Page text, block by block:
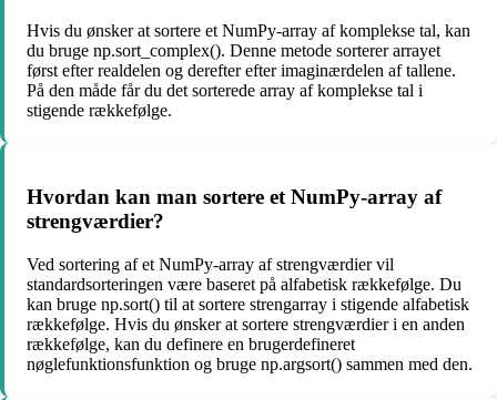
Hvis du ønsker at sortere et NumPy-array af komplekse tal, kan
du bruge np.sort_complex(). Denne metode sorterer arrayet
først efter realdelen og derefter efter imaginærdelen af tallene.
På den måde får du det sorterede array af komplekse tal i
stigende rækkefølge.
Hvordan kan man sortere et NumPy-array af
strengværdier?
Ved sortering af et NumPy-array af strengværdier vil
standardsorteringen være baseret på alfabetisk rækkefølge. Du
kan bruge np.sort() til at sortere strengarray i stigende alfabetisk
rækkefølge. Hvis du ønsker at sortere strengværdier i en anden
rækkefølge, kan du definere en brugerdefineret
nøglefunktionsfunktion og bruge np.argsort() sammen med den.